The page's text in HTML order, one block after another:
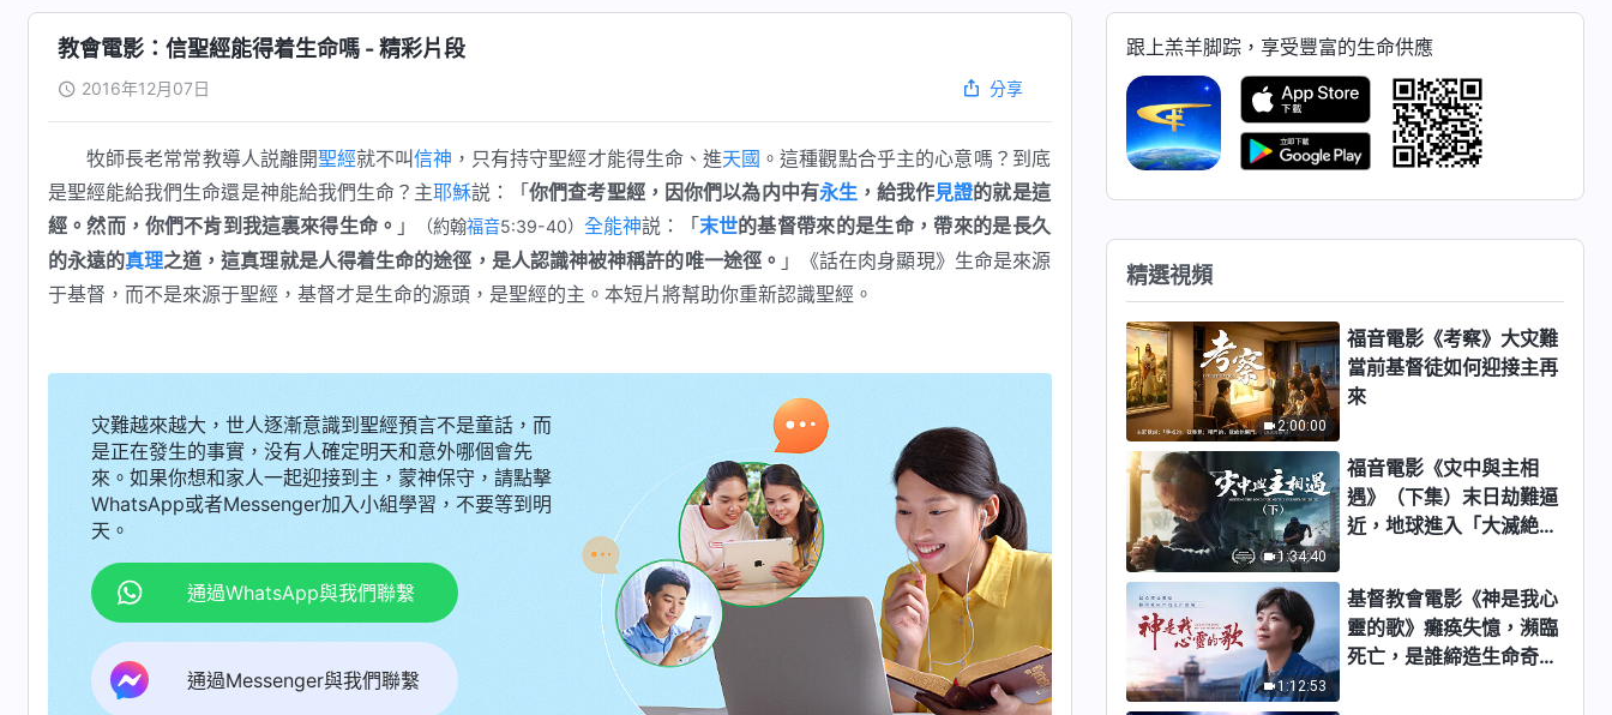
教會電影：信聖經能得着生命嗎 - 精彩片段
2016年12月07日 分享
牧師長老常常教導人説離開聖經就不叫信神 ，只有持守聖經才能得生命、進天國 。這種觀點合乎主的心意嗎？到底
是聖經能給我們生命還是神能給我們生命？主耶穌説：「 你們查考聖經，因你們以為内中有永生 ，給我作見證的就是這
經。然而，你們不肯到我這裏來得生命。 」 （約翰福音5:39-40） 全能神説：「 末世的基督帶來的是生命，帶來的是長久
的永遠的真理之道，這真理就是人得着生命的途徑，是人認識神被神稱許的唯一途徑。 」《話在肉身顯現》生命是來源
于基督，而不是來源于聖經，基督才是生命的源頭，是聖經的主。本短片將幫助你重新認識聖經。
灾難越來越大，世人逐漸意識到聖經預言不是童話，而
是正在發生的事實，没有人確定明天和意外哪個會先
來。如果你想和家人一起迎接到主，蒙神保守，請點擊
WhatsApp或者Messenger加入小組學習，不要等到明
天。
通過WhatsApp與我們聯繫
通過Messenger與我們聯繫
跟上羔羊脚踪，享受豐富的生命供應
精選視頻
2:00:00
福音電影《考察》大灾難
當前基督徒如何迎接主再
來
1:34:40
福音電影《灾中與主相
遇》（下集）末日劫難逼
近，地球進入「大滅絶時
你準備好逃生了嗎？
1:12:53
基督教會電影《神是我心
靈的歌》癱痪失憶，瀕臨
死亡，是誰締造生命奇